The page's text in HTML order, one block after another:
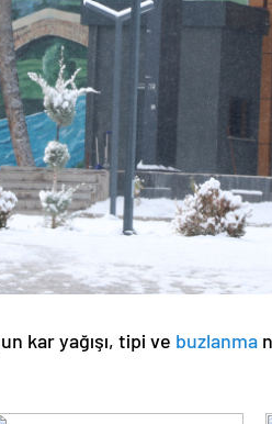
kar yağışı, tipi ve buzlanma